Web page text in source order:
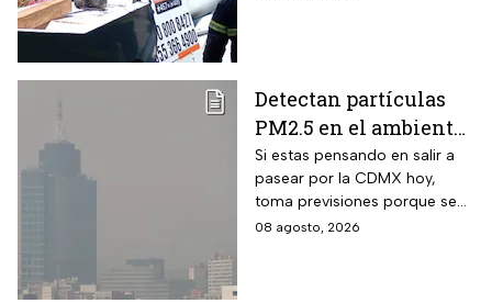
Detectan partículas
PM2.5 en el ambiente;
así esta la calidad del
aire hoy en la CDMX
Si estas pensando en salir a
pasear por la CDMX hoy,
toma previsiones porque se
detectaron partículas
08 agosto, 2026